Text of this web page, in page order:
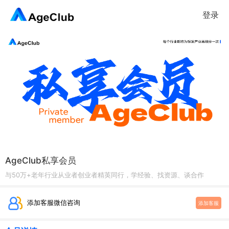
登录
AgeClub私享会员
与50万+老年行业从业者创业者精英同行，学经验、找资源、谈合作
添加客服微信咨询 添加客服